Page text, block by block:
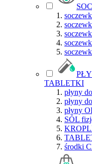
TABLETKI
płyny
płyny
płyny
SÓL
środki